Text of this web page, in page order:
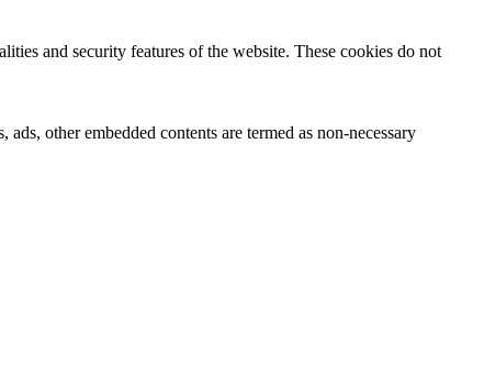
and security features of the website. These cookies do not
other embedded contents are termed as non-necessary